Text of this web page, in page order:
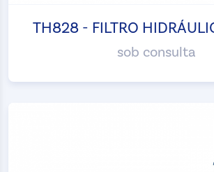
TH828 - FILTRO
sob consulta